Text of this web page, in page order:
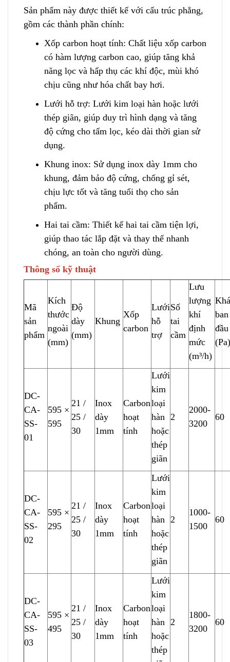
Sản phẩm này được thiết kế với cấu trúc phẳng,
gồm các thành phần chính:
Xốp carbon hoạt tính: Chất liệu xốp carbon
có hàm lượng carbon cao, giúp tăng khả
năng lọc và hấp thụ các khí độc, mùi khó
chịu cũng như hóa chất bay hơi.
Lưới hỗ trợ: Lưới kim loại hàn hoặc lưới
thép giãn, giúp duy trì hình dạng và tăng
độ cứng cho tấm lọc, kéo dài thời gian sử
dụng.
Khung inox: Sử dụng inox dày 1mm cho
khung, đảm bảo độ cứng, chống gỉ sét,
chịu lực tốt và tăng tuổi thọ cho sản
phẩm.
Hai tai cầm: Thiết kế hai tai cầm tiện lợi,
giúp thao tác lắp đặt và thay thế nhanh
chóng, an toàn cho người dùng.
Thông số kỹ thuật
Mã
sản
phẩm
Kích
thước
ngoài
(mm)
Độ
dày
(mm)
Khung
Xốp
carbon
Lưới
hỗ
trợ
Số
tai
cầm
Lưu
lượng
khí
định
mức
(m³/h)
ban
đầu
DC-
CA-
SS-
01
595 ×
595
21 /
25 /
30
Inox
dày
1mm
Carbon
hoạt
tính
Lưới
kim
loại
hàn
hoặc
thép
giãn
2
2000-
3200
60
DC-
CA-
SS-
02
595 ×
295
21 /
25 /
30
Inox
dày
1mm
Carbon
hoạt
tính
Lưới
kim
loại
hàn
hoặc
thép
giãn
2
1000-
1500
60
DC-
CA-
SS-
03
595 ×
495
21 /
25 /
30
Inox
dày
1mm
Carbon
hoạt
tính
Lưới
kim
loại
hàn
hoặc
thép
2
1800-
3200
60